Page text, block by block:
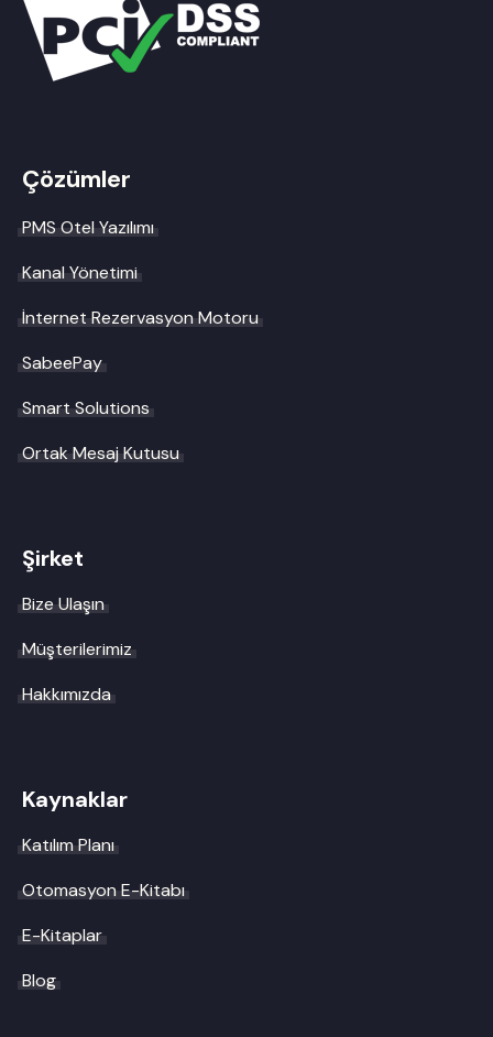
Çözümler
PMS Otel Yazılımı
Kanal Yönetimi
İnternet Rezervasyon Motoru
SabeePay
Smart Solutions
Ortak Mesaj Kutusu
Şirket
Bize Ulaşın
Müşterilerimiz
Hakkımızda
Kaynaklar
Katılım Planı
Otomasyon E-Kitabı
E-Kitaplar
Blog